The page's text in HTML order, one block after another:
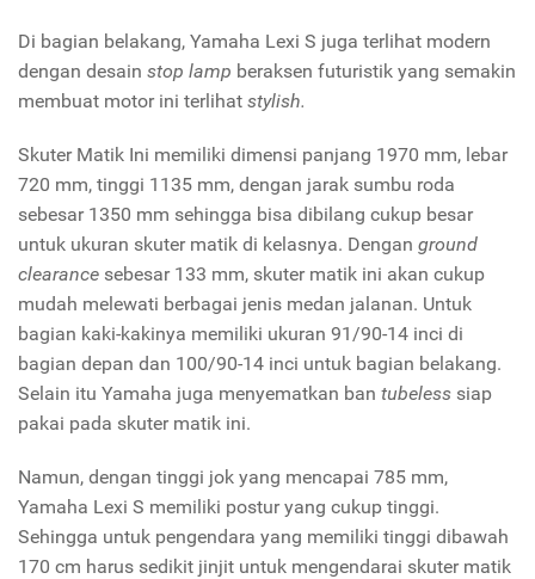
Di bagian belakang, Yamaha Lexi S juga terlihat modern
dengan desain stop lamp beraksen futuristik yang semakin
membuat motor ini terlihat stylish.
Skuter Matik Ini memiliki dimensi panjang 1970 mm, lebar
720 mm, tinggi 1135 mm, dengan jarak sumbu roda
sebesar 1350 mm sehingga bisa dibilang cukup besar
untuk ukuran skuter matik di kelasnya. Dengan ground
clearance sebesar 133 mm, skuter matik ini akan cukup
mudah melewati berbagai jenis medan jalanan. Untuk
bagian kaki-kakinya memiliki ukuran 91/90-14 inci di
bagian depan dan 100/90-14 inci untuk bagian belakang.
Selain itu Yamaha juga menyematkan ban tubeless siap
pakai pada skuter matik ini.
Namun, dengan tinggi jok yang mencapai 785 mm,
Yamaha Lexi S memiliki postur yang cukup tinggi.
Sehingga untuk pengendara yang memiliki tinggi dibawah
170 cm harus sedikit jinjit untuk mengendarai skuter matik